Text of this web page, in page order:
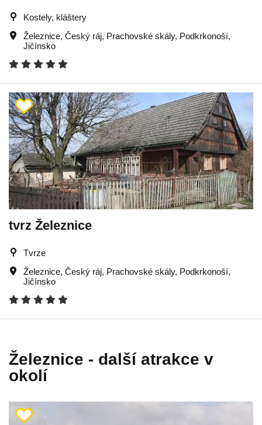
Kostely, kláštery
Železnice, Český ráj, Prachovské skály, Podkrkonoší,
Jičínsko
tvrz Železnice
Tvrze
Železnice, Český ráj, Prachovské skály, Podkrkonoší,
Jičínsko
Železnice - další atrakce v
okolí